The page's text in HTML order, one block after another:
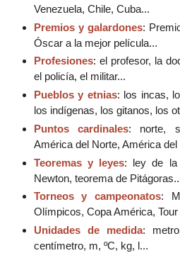
Venezuela, Chile, Cuba...
Premios y galardones:
Óscar a la mejor película...
Profesiones: el profesor, la
el policía, el militar...
Pueblos y etnias: los incas,
los indígenas, los gitanos, los
Puntos cardinales: norte,
América del Norte, América del
Teoremas y leyes: ley de la
Newton, teorema de
Torneos y campeonatos:
Olímpicos, Copa América,
Unidades de medida:
centímetro, m, ºC, kg, l...